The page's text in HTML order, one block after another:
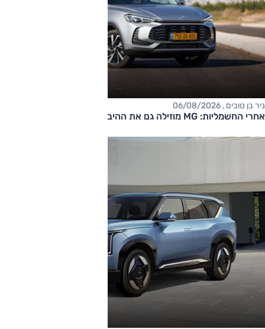
ניר בן טובים , 06/08/2026
אחרי החשמליות: MG מוזילה גם את ההיברידיות